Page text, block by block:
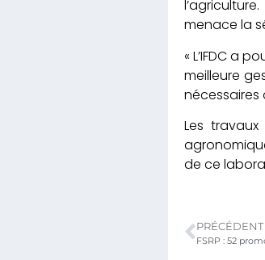
menace la
« L’IFDC a
meilleure
nécessaires
Les
de ce
PRÉCÉDENT